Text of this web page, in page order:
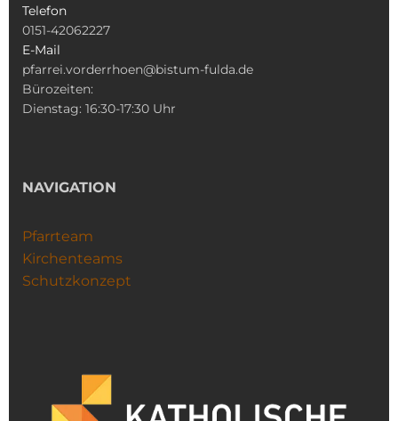
Telefon
0151-42062227
E-Mail
pfarrei.vorderrhoen@bistum-fulda.de
Bürozeiten:
Dienstag: 16:30-17:30 Uhr
NAVIGATION
Pfarrteam
Kirchenteams
Schutzkonzept